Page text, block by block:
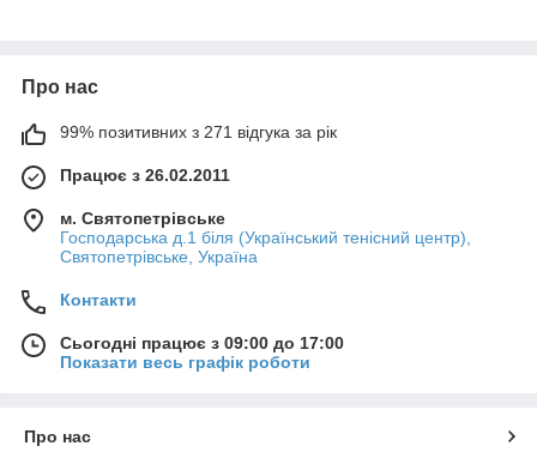
Про нас
99% позитивних з 271 відгука за рік
Працює з 26.02.2011
м. Святопетрівське
Господарська д.1 біля (Український тенісний центр),
Святопетрівське, Україна
Контакти
Сьогодні працює з 09:00 до 17:00
Показати весь графік роботи
Про нас